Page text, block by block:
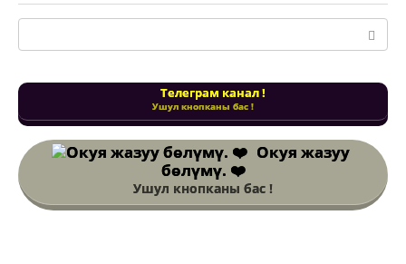
Поиск:
Телеграм канал !
Ушул кнопканы бас !
Окуя жазуу
бөлүмү. ❤️
Ушул кнопканы бас !